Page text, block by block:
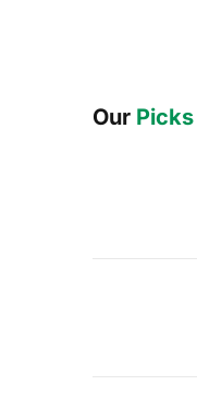
Our Picks